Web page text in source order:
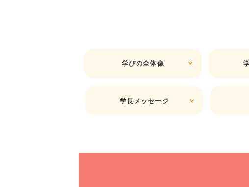
学びの全体像
学長メッセージ